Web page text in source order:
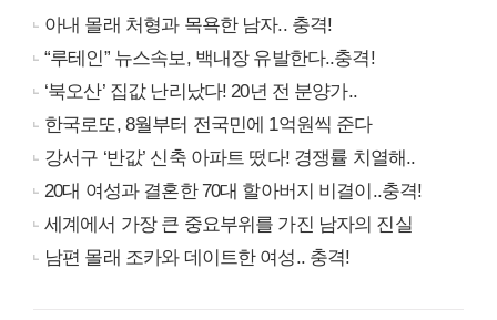
아내 몰래 처형과 목욕한 남자.. 충격!
“루테인” 뉴스속보, 백내장 유발한다..충격!
‘북오산’ 집값 난리났다! 20년 전 분양가..
한국로또, 8월부터 전국민에 1억원씩 준다
강서구 ‘반값’ 신축 아파트 떴다! 경쟁률 치열해..
20대 여성과 결혼한 70대 할아버지 비결이..충격!
세계에서 가장 큰 중요부위를 가진 남자의 진실
남편 몰래 조카와 데이트한 여성.. 충격!